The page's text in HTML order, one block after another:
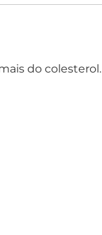
do colesterol.